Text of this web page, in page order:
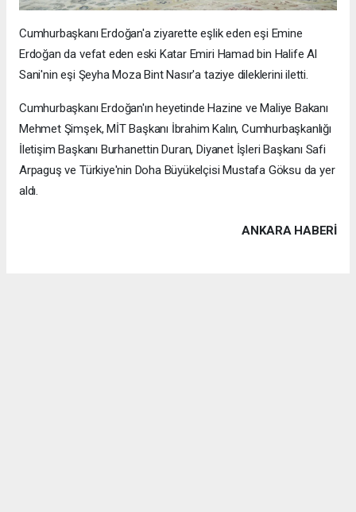
Cumhurbaşkanı Erdoğan'a ziyarette eşlik eden eşi Emine
Erdoğan da vefat eden eski Katar Emiri Hamad bin Halife Al
Sani'nin eşi Şeyha Moza Bint Nasır'a taziye dileklerini iletti.
Cumhurbaşkanı Erdoğan'ın heyetinde Hazine ve Maliye Bakanı
Mehmet Şimşek, MİT Başkanı İbrahim Kalın, Cumhurbaşkanlığı
İletişim Başkanı Burhanettin Duran, Diyanet İşleri Başkanı Safi
Arpaguş ve Türkiye'nin Doha Büyükelçisi Mustafa Göksu da yer
aldı.
ANKARA HABERİ